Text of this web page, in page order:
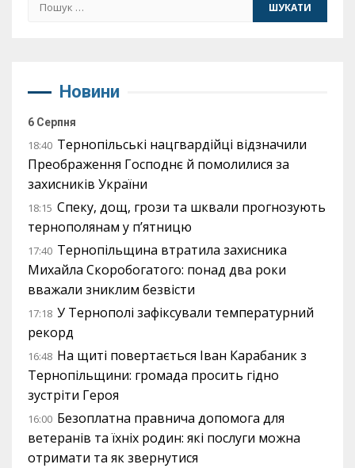
Новини
6 Серпня
18:40 Тернопільські нацгвардійці відзначили
Преображення Господнє й помолилися за
захисників України
18:15 Спеку, дощ, грози та шквали прогнозують
тернополянам у п’ятницю
17:40 Тернопільщина втратила захисника
Михайла Скоробогатого: понад два роки
вважали зниклим безвісти
17:18 У Тернополі зафіксували температурний
рекорд
16:48 На щиті повертається Іван Карабаник з
Тернопільщини: громада просить гідно
зустріти Героя
16:00 Безоплатна правнича допомога для
ветеранів та їхніх родин: які послуги можна
отримати та як звернутися